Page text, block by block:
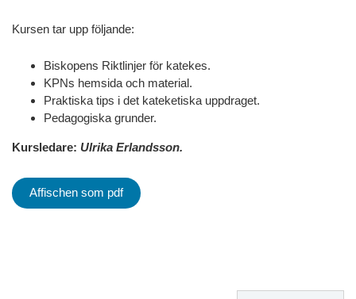
Kursen tar upp följande:
Biskopens Riktlinjer för katekes.
KPNs hemsida och material.
Praktiska tips i det kateketiska uppdraget.
Pedagogiska grunder.
Kursledare: Ulrika Erlandsson.
Affischen som pdf